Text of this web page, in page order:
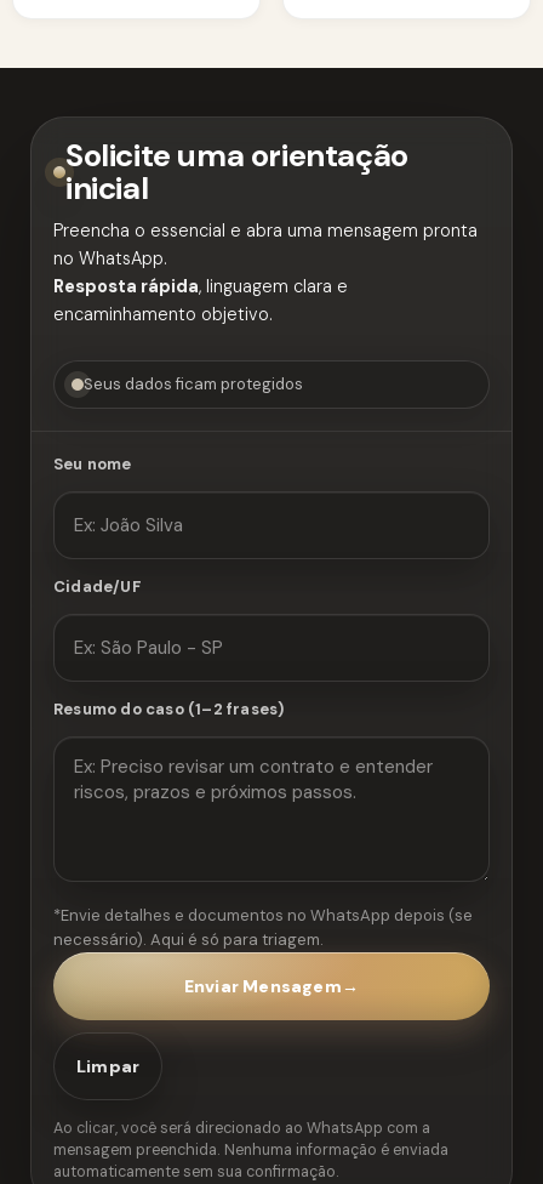
Solicite uma orientação
inicial
Preencha o essencial e abra uma mensagem pronta
no WhatsApp.
Resposta rápida, linguagem clara e
encaminhamento objetivo.
Seus dados ficam protegidos
Seu nome
Cidade/UF
Resumo do caso (1–2 frases)
*Envie detalhes e documentos no WhatsApp depois (se
necessário). Aqui é só para triagem.
Enviar Mensagem →
Limpar
Ao clicar, você será direcionado ao WhatsApp com a
mensagem preenchida. Nenhuma informação é enviada
automaticamente sem sua confirmação.